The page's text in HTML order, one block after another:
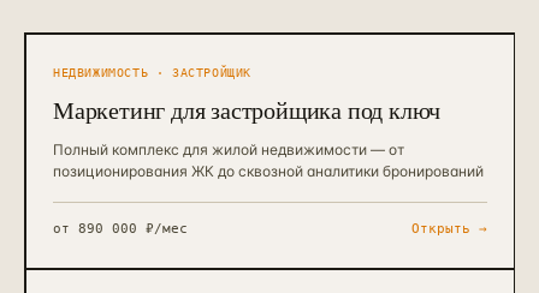
НЕДВИЖИМОСТЬ · ЗАСТРОЙЩИК
Маркетинг для застройщика под ключ
Полный комплекс для жилой недвижимости — от
позиционирования ЖК до сквозной аналитики бронирований
от 890 000 ₽/мес Открыть →